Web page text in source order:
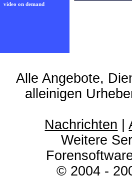
video on demand
Alle Angebote,
alleinigen
Nachrichten |
Weitere
© 2004 -